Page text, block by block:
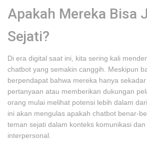
Apakah Mereka Bisa
Sejati?
Di era digital saat ini, kita sering kali
chatbot yang semakin canggih. Meskipun
berpendapat bahwa mereka hanya
pertanyaan atau memberikan dukungan
orang mulai melihat potensi lebih dalam
ini akan mengulas apakah chatbot benar-
teman sejati dalam konteks komunikasi dan
interpersonal.